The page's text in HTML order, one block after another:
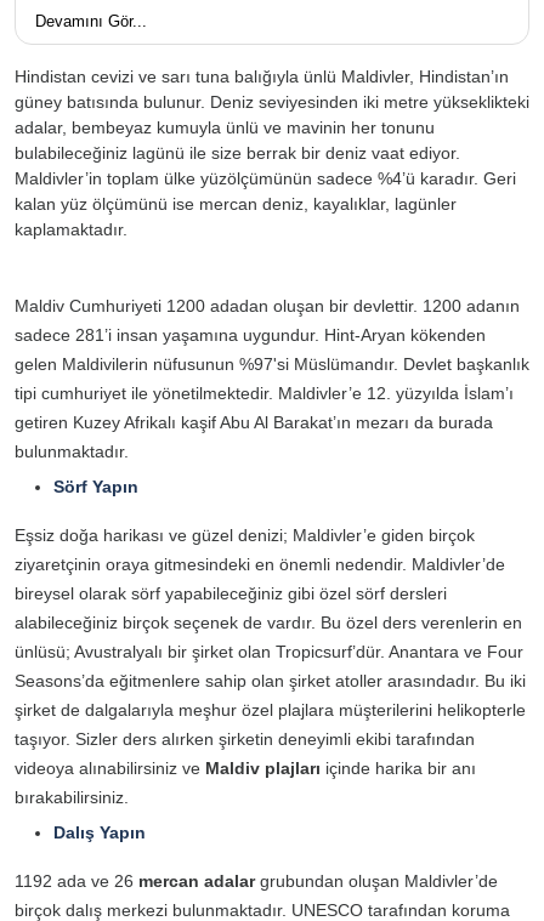
Devamını Gör...
Hindistan cevizi ve sarı tuna balığıyla ünlü Maldivler, Hindistan’ın
güney batısında bulunur. Deniz seviyesinden iki metre yükseklikteki
adalar, bembeyaz kumuyla ünlü ve mavinin her tonunu
bulabileceğiniz lagünü ile size berrak bir deniz vaat ediyor.
Maldivler’in toplam ülke yüzölçümünün sadece %4’ü karadır. Geri
kalan yüz ölçümünü ise mercan deniz, kayalıklar, lagünler
kaplamaktadır.
Maldiv Cumhuriyeti 1200 adadan oluşan bir devlettir. 1200 adanın
sadece 281’i insan yaşamına uygundur. Hint-Aryan kökenden
gelen Maldivilerin nüfusunun %97'si Müslümandır. Devlet başkanlık
tipi cumhuriyet ile yönetilmektedir. Maldivler’e 12. yüzyılda İslam’ı
getiren Kuzey Afrikalı kaşif Abu Al Barakat’ın mezarı da burada
bulunmaktadır.
Sörf Yapın
Eşsiz doğa harikası ve güzel denizi; Maldivler’e giden birçok
ziyaretçinin oraya gitmesindeki en önemli nedendir. Maldivler’de
bireysel olarak sörf yapabileceğiniz gibi özel sörf dersleri
alabileceğiniz birçok seçenek de vardır. Bu özel ders verenlerin en
ünlüsü; Avustralyalı bir şirket olan Tropicsurf’dür. Anantara ve Four
Seasons’da eğitmenlere sahip olan şirket atoller arasındadır. Bu iki
şirket de dalgalarıyla meşhur özel plajlara müşterilerini helikopterle
taşıyor. Sizler ders alırken şirketin deneyimli ekibi tarafından
videoya alınabilirsiniz ve Maldiv plajları içinde harika bir anı
bırakabilirsiniz.
Dalış Yapın
1192 ada ve 26 mercan adalargrubundan oluşan Maldivler’de
birçok dalış merkezi bulunmaktadır. UNESCO tarafından koruma